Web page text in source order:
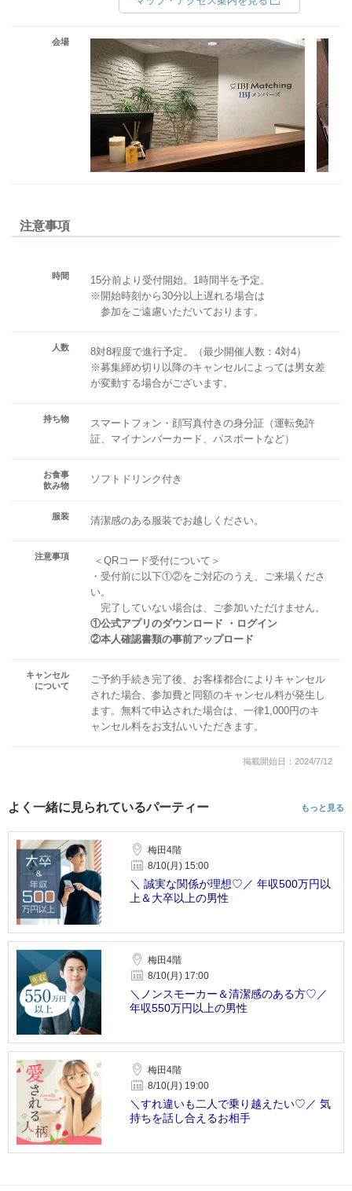
会場
注意事項
時間
15分前より受付開始。1時間半を予定。
※開始時刻から30分以上遅れる場合は
参加をご遠慮いただいております。
人数
8対8程度で進行予定。（最少開催人数：4対4）
※募集締め切り以降のキャンセルによっては男女差
が変動する場合がございます。
持ち物
スマートフォン・顔写真付きの身分証（運転免許
証、マイナンバーカード、パスポートなど）
お食事
飲み物
ソフトドリンク付き
服装 清潔感のある服装でお越しください。
注意事項
＜QRコード受付について＞
・受付前に以下①②をご対応のうえ、ご来場くださ
い。
完了していない場合は、ご参加いただけません。
①公式アプリのダウンロード ・ログイン
②本人確認書類の事前アップロード
キャンセル
について
ご予約手続き完了後、お客様都合によりキャンセル
された場合、参加費と同額のキャンセル料が発生し
ます。無料で申込された場合は、一律1,000円のキ
ャンセル料をお支払いいただきます。
掲載開始日：2024/7/12
よく一緒に見られているパーティー もっと見る
梅田4階
8/10(月) 15:00
＼ 誠実な関係が理想♡／ 年収500万円以
上＆大卒以上の男性
梅田4階
8/10(月) 17:00
＼ノンスモーカー＆清潔感のある方♡／
年収550万円以上の男性
梅田4階
8/10(月) 19:00
＼すれ違いも二人で乗り越えたい♡／ 気
持ちを話し合えるお相手